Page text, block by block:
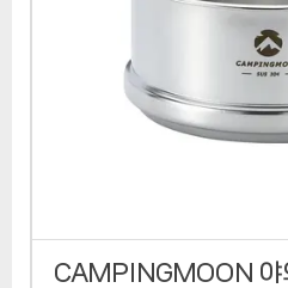
CAMPINGMOON 야